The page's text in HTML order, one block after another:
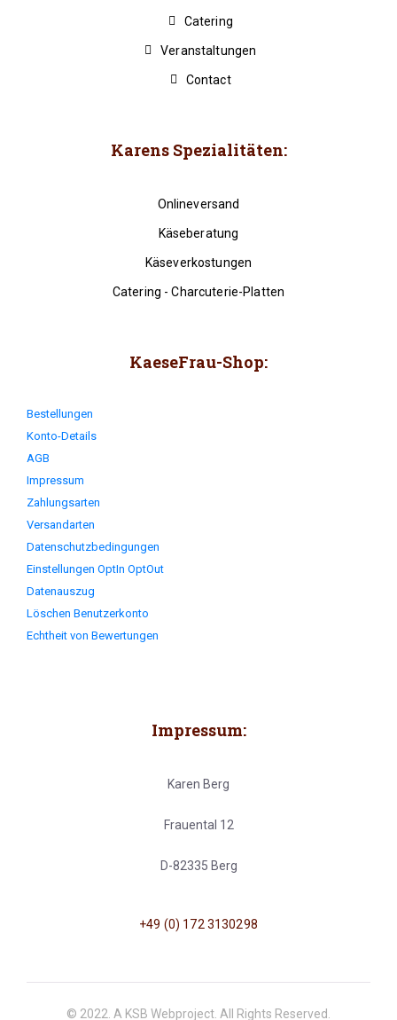
Catering
Veranstaltungen
Contact
Karens Spezialitäten:
Onlineversand
Käseberatung
Käseverkostungen
Catering - Charcuterie-Platten
KaeseFrau-Shop:
Bestellungen
Konto-Details
AGB
Impressum
Zahlungsarten
Versandarten
Datenschutzbedingungen
Einstellungen OptIn OptOut
Datenauszug
Löschen Benutzerkonto
Echtheit von Bewertungen
Impressum:
Karen Berg
Frauental 12
D-82335 Berg
+49 (0) 172 3130298
© 2022. A KSB Webproject. All Rights Reserved.